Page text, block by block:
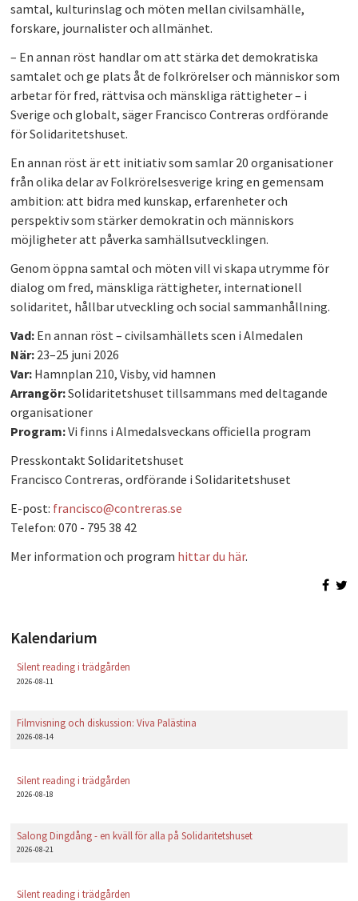
samtal, kulturinslag och möten mellan civilsamhälle,
forskare, journalister och allmänhet.
– En annan röst handlar om att stärka det demokratiska
samtalet och ge plats åt de folkrörelser och människor som
arbetar för fred, rättvisa och mänskliga rättigheter – i
Sverige och globalt, säger Francisco Contreras ordförande
för Solidaritetshuset.
En annan röst är ett initiativ som samlar 20 organisationer
från olika delar av Folkrörelsesverige kring en gemensam
ambition: att bidra med kunskap, erfarenheter och
perspektiv som stärker demokratin och människors
möjligheter att påverka samhällsutvecklingen.
Genom öppna samtal och möten vill vi skapa utrymme för
dialog om fred, mänskliga rättigheter, internationell
solidaritet, hållbar utveckling och social sammanhållning.
Vad: En annan röst – civilsamhällets scen i Almedalen
När: 23–25 juni 2026
Var: Hamnplan 210, Visby, vid hamnen
Arrangör:Solidaritetshuset tillsammans med deltagande
organisationer
Program:Vi finns i Almedalsveckans officiella program
Presskontakt Solidaritetshuset
Francisco Contreras, ordförande i Solidaritetshuset
E-post: francisco@contreras.se
Telefon: 070 - 795 38 42
Mer information och program hittar du här.
Kalendarium
Silent reading i trädgården
2026-08-11
Filmvisning och diskussion: Viva Palästina
2026-08-14
Silent reading i trädgården
2026-08-18
Salong Dingdång - en kväll för alla på Solidaritetshuset
2026-08-21
Silent reading i trädgården